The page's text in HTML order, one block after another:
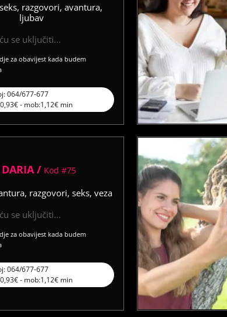
seks, razgovori, avantura,
ljubav
se uključiti...
za obavijest kada budem
064/677-677
- mob:1,12€ min
DARIA / Kod #75
razgovori, seks, veza
se uključiti...
za obavijest kada budem
064/677-677
- mob:1,12€ min